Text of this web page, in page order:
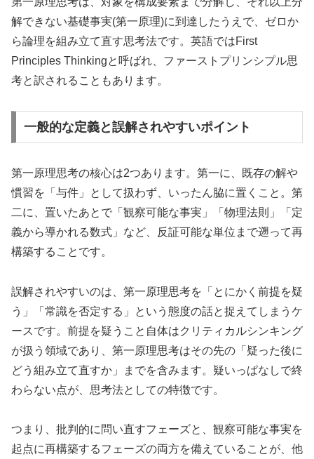
解できない基礎事実(第一原理)に到達したうえで、ゼロか
ら論理を組み立て直す思考法です。英語ではFirst
Principles Thinkingと呼ばれ、ファーストプリンシプル思
考と訳されることもあります。
一般的な定義と誤解されやすいポイント
第一原理思考の核心は2つあります。第一に、既存の解や
慣習を「与件」として扱わず、いったん脇に置くこと。第
二に、置いたあとで「観察可能な事実」「物理法則」「定
義から導かれる数式」など、反証可能な単位まで遡って再
構築することです。
誤解されやすいのは、第一原理思考を「とにかく前提を疑
う」「常識を否定する」という態度の話と捉えてしまうケ
ースです。前提を疑うこと自体はクリティカルシンキング
が扱う領域であり、第一原理思考はその先の「疑った後に
どう組み立て直すか」までを含みます。疑いっぱなしで終
わらない点が、思考法としての特徴です。
つまり、批判的に問い直すフェーズと、観察可能な事実を
起点に再構築するフェーズの両方を備えていることが、他